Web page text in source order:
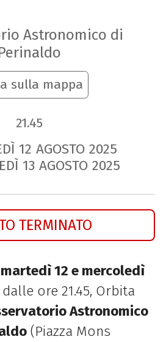
Astronomico di
sulla mappa
21.45
12 AGOSTO 2025
13 AGOSTO 2025
TERMINATO
martedì 12 e mercoledì
ore 21.45, Orbita
Astronomico
(Piazza Mons